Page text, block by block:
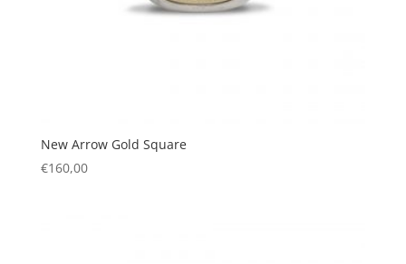
New Arrow Gold Square
€160,00